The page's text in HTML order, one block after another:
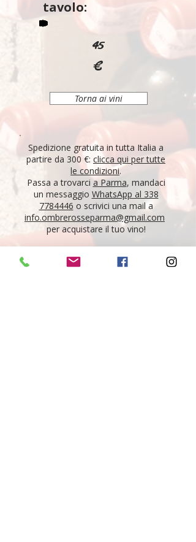
tavolo:
45
€
Torna ai vini
Spedizione gratuita in tutta Italia a
partire da 300 €: clicca qui per tutte
le condizioni.
Passa a trovarci a Parma, mandaci
un messaggio WhatsApp al 338
7784446 o scrivici una mail a
info.ombrerosseparma@gmail.com
per acquistare il tuo vino!
"Tutti i vini della nostra cantina derivano da un
lungo percorso di ricerca, iniziato nel 1995 con